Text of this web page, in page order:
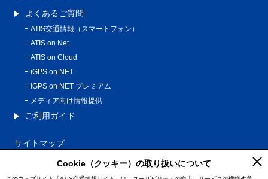
よくあるご質問
ATIS交通情報（スマートフォン）
ATIS on Net
ATIS on Cloud
iGPS on NET
iGPS on NET プレミアム
メディア向け情報提供
ご利用ガイド
サイトマップ
プライバシーポリシー
利用規約
Cookie（クッキー）の取り扱いについて